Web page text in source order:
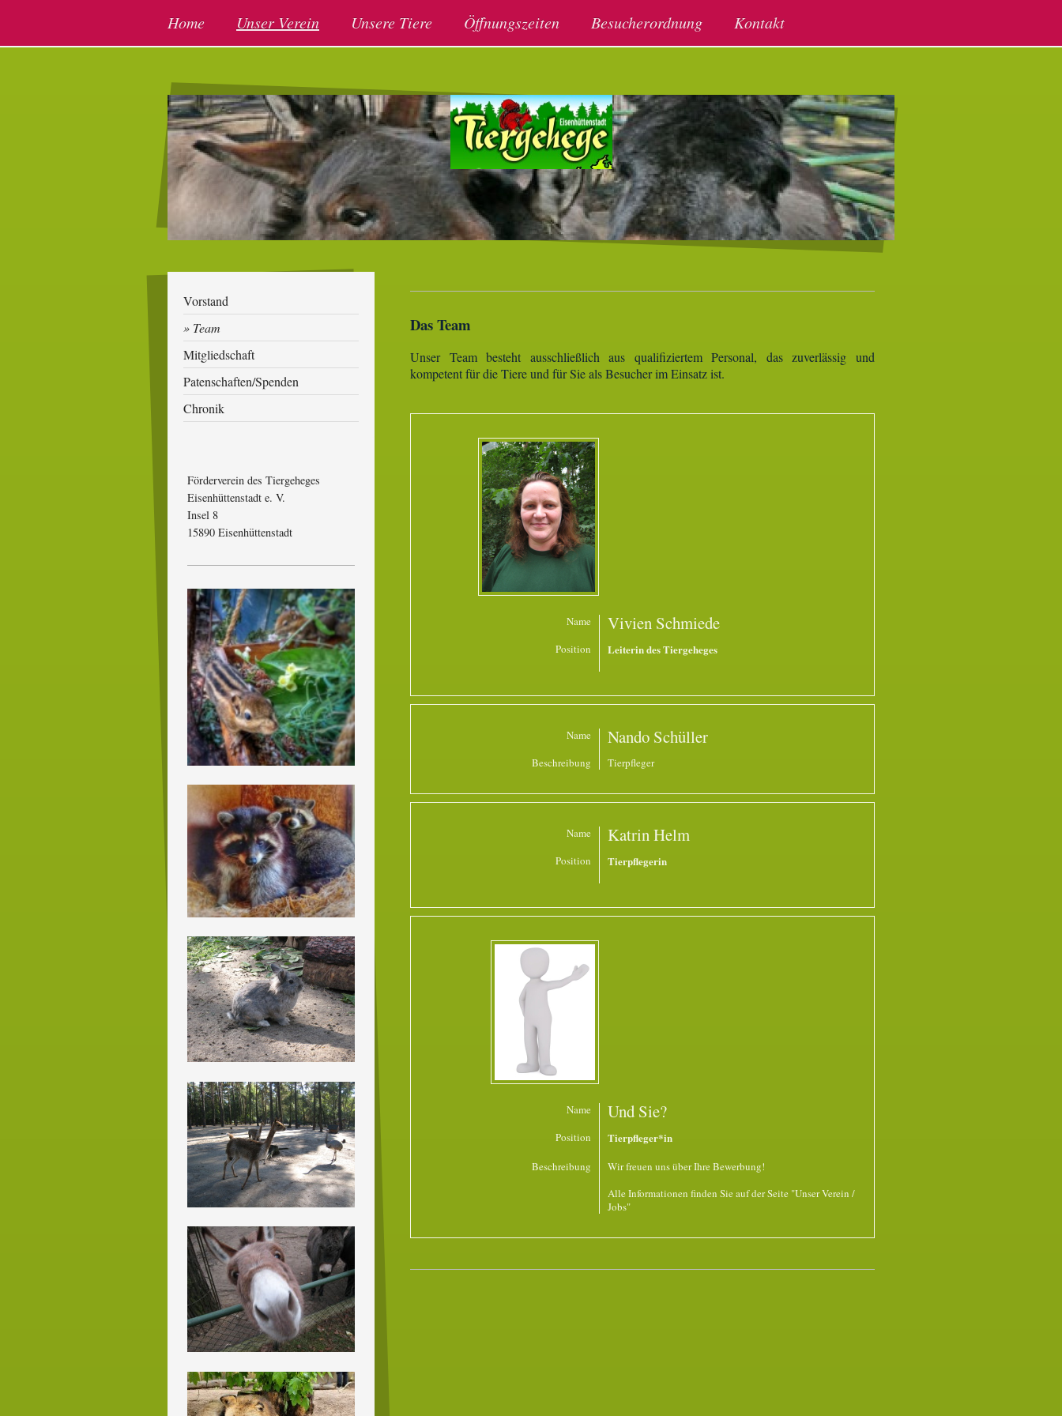
Home Unser Verein Unsere Tiere Öffnungszeiten Besucherordnung Kontakt
Das Team
Unser Team besteht ausschließlich aus qualifiziertem Personal, das zuverlässig und
kompetent für die Tiere und für Sie als Besucher im Einsatz ist.
Name Vivien Schmiede
Position Leiterin des Tiergeheges
Name Nando Schüller
Beschreibung Tierpfleger
Name Katrin Helm
Position Tierpflegerin
Name Und Sie?
Position Tierpfleger*in
Beschreibung
Wir freuen uns über Ihre Bewerbung!
Alle Informationen finden Sie auf der Seite "Unser Verein /
Jobs"
Vorstand
Team
Mitgliedschaft
Patenschaften/Spenden
Chronik
Förderverein des Tiergeheges
Eisenhüttenstadt e. V.
Insel 8
15890 Eisenhüttenstadt